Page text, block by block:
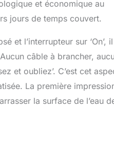
et économique au
jours de temps couvert.
et l’interrupteur sur ‘On’,
câble à brancher,
et oubliez’. C’est cet
La première
la surface de l’eau